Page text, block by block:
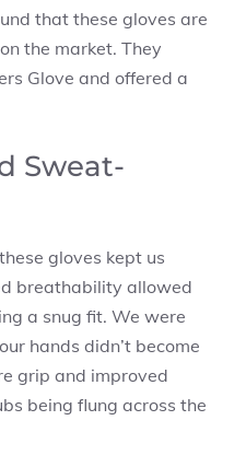
that these gloves are
the market. They
Glove and offered a
Sweat-
gloves kept us
breathability allowed
a snug fit. We were
hands didn’t become
grip and improved
being flung across the